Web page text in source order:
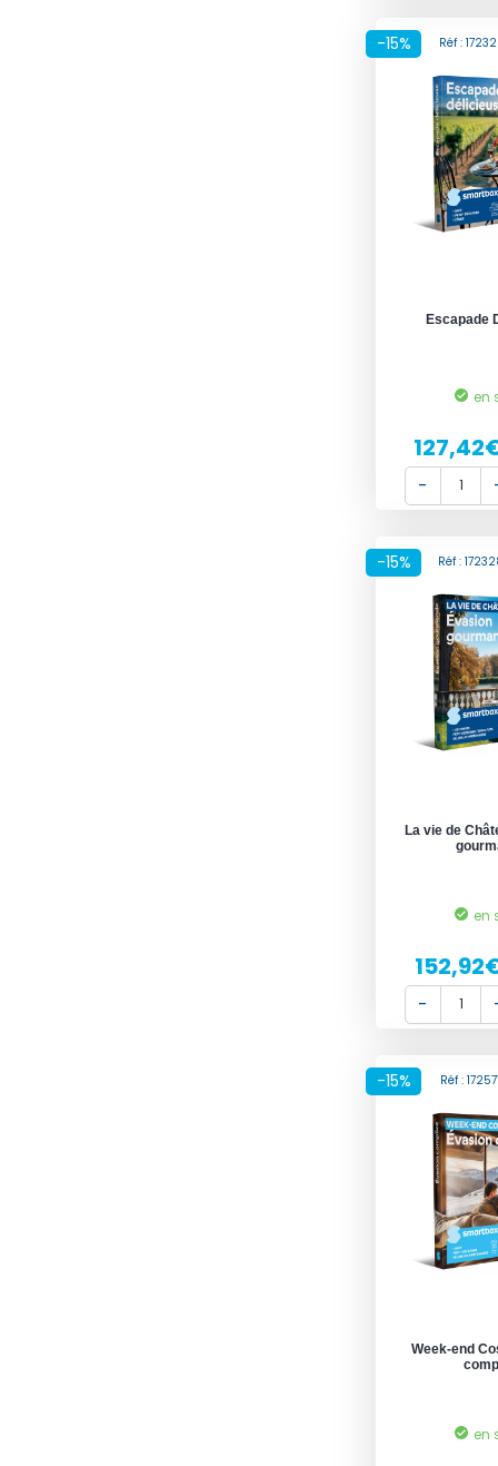
-15% Réf :
Escapade
en
-15% Réf :
La vie de
en
-15% Réf :
Week-end
en